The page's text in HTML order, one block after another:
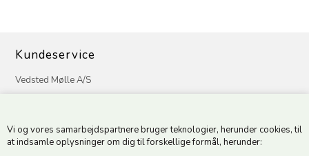
Vi og vores samarbejdspartnere bruger teknologier, herunder cookies, til
at indsamle oplysninger om dig til forskellige formål, herunder:
Kundeservice
Vedsted Mølle A/S
CVR 49879415 Mailvedstedmoelle@post.tele.dk